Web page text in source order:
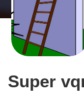
Super